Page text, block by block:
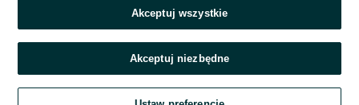
Zaloguj się
Kontynuując za pośrednictwem jednego z dostawców wskazanych powyżej,
Akceptuj wszystkie
Akceptuj niezbędne